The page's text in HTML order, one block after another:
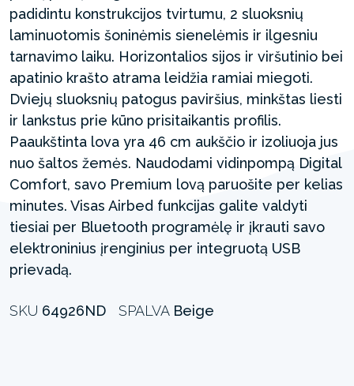
padidintu konstrukcijos tvirtumu, 2 sluoksnių
laminuotomis šoninėmis sienelėmis ir ilgesniu
tarnavimo laiku. Horizontalios sijos ir viršutinio bei
apatinio krašto atrama leidžia ramiai miegoti.
Dviejų sluoksnių patogus paviršius, minkštas liesti
ir lankstus prie kūno prisitaikantis profilis.
Paaukštinta lova yra 46 cm aukščio ir izoliuoja jus
nuo šaltos žemės. Naudodami vidinpompą Digital
Comfort, savo Premium lovą paruošite per kelias
minutes. Visas Airbed funkcijas galite valdyti
tiesiai per Bluetooth programėlę ir įkrauti savo
elektroninius įrenginius per integruotą USB
prievadą.
SKU 64926ND SPALVA Beige